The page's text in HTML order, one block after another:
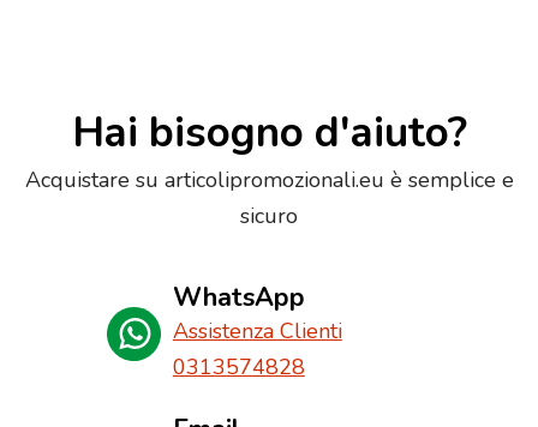
Hai bisogno d'aiuto?
Acquistare su articolipromozionali.eu è semplice e
sicuro
WhatsApp
Assistenza Clienti
0313574828